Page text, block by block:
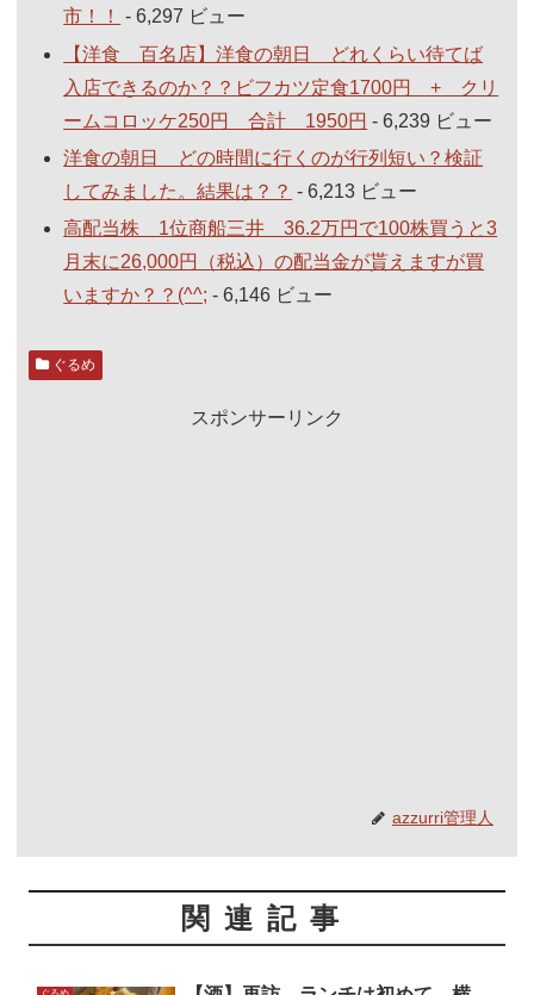
市！！
- 6,297 ビュー
【洋食 百名店】洋食の朝日 どれくらい待てば
入店できるのか？？ビフカツ定食1700円 + クリ
ームコロッケ250円 合計 1950円 - 6,239 ビュー
洋食の朝日 どの時間に行くのが行列短い？検証
してみました。結果は？？ - 6,213 ビュー
高配当株 1位商船三井 36.2万円で100株買うと3
月末に26,000円（税込）の配当金が貰えますが買
いますか？？(^^; - 6,146 ビュー
ぐるめ
スポンサーリンク
azzurri管理人
関連記事